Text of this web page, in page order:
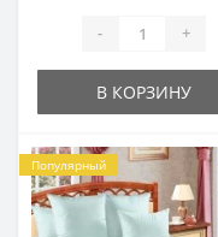
- +
В КОРЗИНУ
Популярный